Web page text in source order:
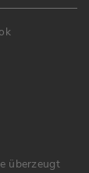
überzeugt